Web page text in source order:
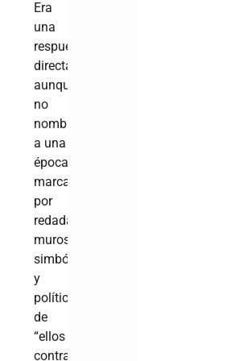
Era
una
respuesta
directa
aunque
no
nombrada
a una
época
marcada
por
redadas,
muros
simbólicos
y
políticas
de
“ellos
contra